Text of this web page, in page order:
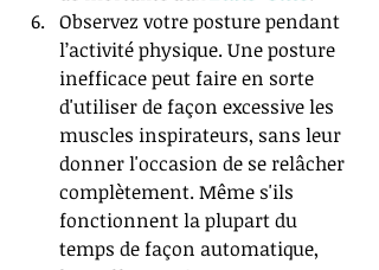
Observez votre posture pendant
l’activité physique. Une posture
inefficace peut faire en sorte
d'utiliser de façon excessive les
muscles inspirateurs, sans leur
donner l'occasion de se relâcher
complètement. Même s'ils
fonctionnent la plupart du
temps de façon automatique,